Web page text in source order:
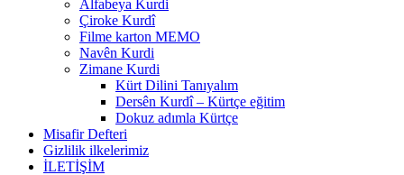
Alfabeya Kurdi
Çiroke Kurdî
Filme karton MEMO
Navên Kurdi
Zimane Kurdi
Kürt Dilini Tanıyalım
Dersên Kurdî – Kürtçe eğitim
Dokuz adımla Kürtçe
Misafir Defteri
Gizlilik ilkelerimiz
İLETİŞİM